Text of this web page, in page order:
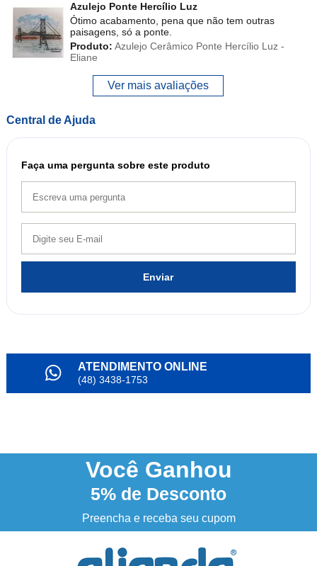
Azulejo Ponte Hercílio Luz
Ótimo acabamento, pena que não tem outras
paisagens, só a ponte.
Produto: Azulejo Cerâmico Ponte Hercílio Luz -
Eliane
Ver mais avaliações
Central de Ajuda
Faça uma pergunta sobre este produto
Enviar
ATENDIMENTO ONLINE
(48) 3438-1753
NOSSO INSTAGRAM @alianda_oficial
3% DESCONTO à vista no boleto ou pix
Você Ganhou
5% de Desconto
Preencha e receba seu cupom